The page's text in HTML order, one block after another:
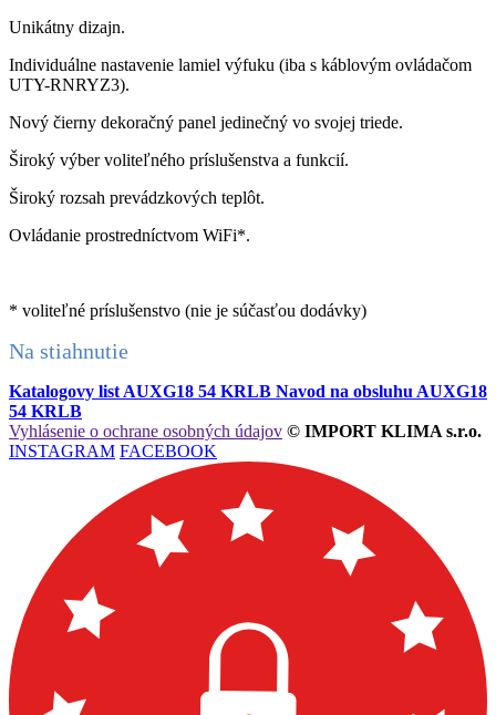
Unikátny dizajn.
Individuálne nastavenie lamiel výfuku (iba s káblovým ovládačom
UTY-RNRYZ3).
Nový čierny dekoračný panel jedinečný vo svojej triede.
Široký výber voliteľného príslušenstva a funkcií.
Široký rozsah prevádzkových teplôt.
Ovládanie prostredníctvom WiFi*.
* voliteľné príslušenstvo (nie je súčasťou dodávky)
Na stiahnutie
Katalogovy list AUXG18 54 KRLB Navod na obsluhu AUXG18
54 KRLB
Vyhlásenie o ochrane osobných údajov © IMPORT KLIMA s.r.o.
INSTAGRAM FACEBOOK